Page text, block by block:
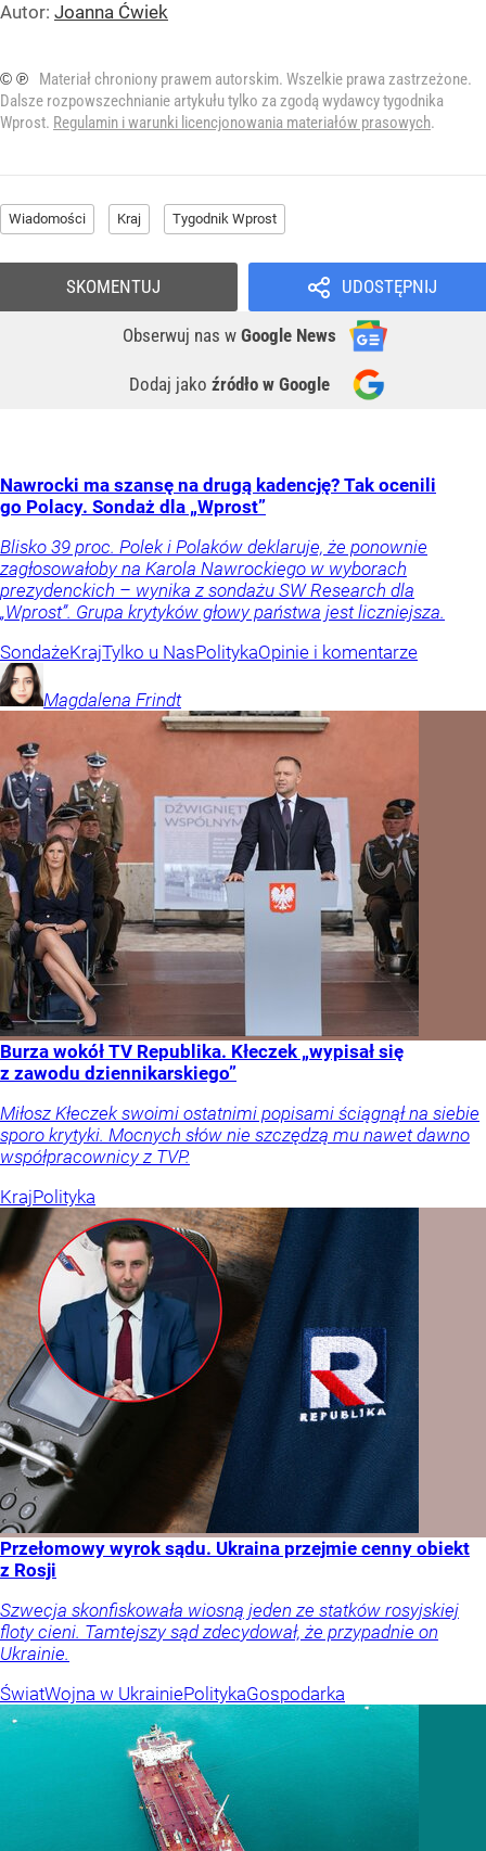
Autor: Joanna Ćwiek
© ℗
Materiał chroniony prawem autorskim. Wszelkie prawa zastrzeżone.
Dalsze rozpowszechnianie artykułu tylko za zgodą wydawcy tygodnika
Wprost. Regulamin i warunki licencjonowania materiałów prasowych.
Wiadomości Kraj Tygodnik Wprost
UDOSTĘPNIJ
Obserwuj nas w Google News
Dodaj jako źródło w Google
SKOMENTUJ
Nawrocki ma szansę na drugą kadencję? Tak ocenili
go Polacy. Sondaż dla „Wprost”
Blisko 39 proc. Polek i Polaków deklaruje, że ponownie
zagłosowałoby na Karola Nawrockiego w wyborach
prezydenckich – wynika z sondażu SW Research dla
„Wprost”. Grupa krytyków głowy państwa jest liczniejsza.
SondażeKrajTylko u NasPolitykaOpinie i komentarze
Magdalena Frindt
Burza wokół TV Republika. Kłeczek „wypisał się
z zawodu dziennikarskiego”
Miłosz Kłeczek swoimi ostatnimi popisami ściągnął na siebie
sporo krytyki. Mocnych słów nie szczędzą mu nawet dawno
współpracownicy z TVP.
KrajPolityka
Przełomowy wyrok sądu. Ukraina przejmie cenny obiekt
z Rosji
Szwecja skonfiskowała wiosną jeden ze statków rosyjskiej
floty cieni. Tamtejszy sąd zdecydował, że przypadnie on
Ukrainie.
ŚwiatWojna w UkrainiePolitykaGospodarka